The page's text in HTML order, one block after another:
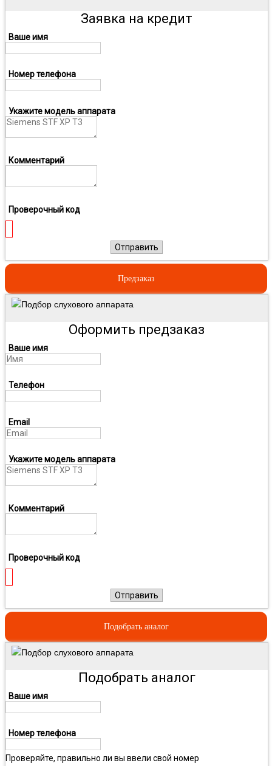
Заявка на кредит
Ваше имя
Номер телефона
Укажите модель аппарата
Комментарий
Проверочный код
Отправить
Предзаказ
Подбор слухового аппарата
Оформить предзаказ
Ваше имя
Телефон
Email
Укажите модель аппарата
Комментарий
Проверочный код
Отправить
Подобрать аналог
Подбор слухового аппарата
Подобрать аналог
Ваше имя
Номер телефона
Проверяйте, правильно ли вы ввели свой номер